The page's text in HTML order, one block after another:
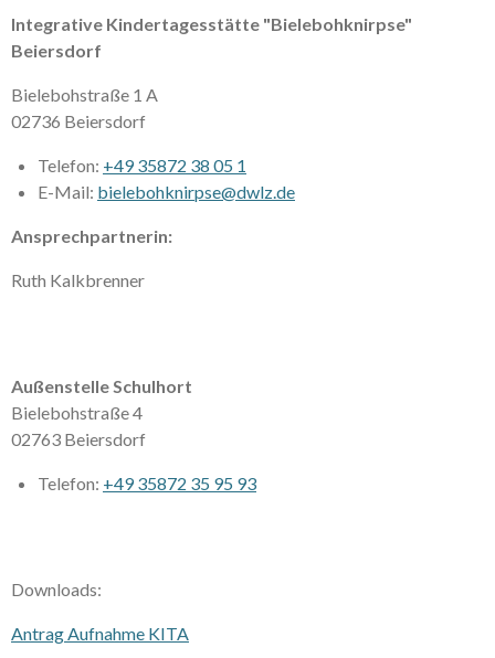
Integrative Kindertagesstätte "Bielebohknirpse"
Beiersdorf
Bielebohstraße 1 A
02736 Beiersdorf
Telefon: +49 35872 38 05 1
E-Mail: bielebohknirpse@dwlz.de
Ansprechpartnerin:
Ruth Kalkbrenner
Außenstelle Schulhort
Bielebohstraße4
02763 Beiersdorf
Telefon: +49 35872 35 95 93
Downloads:
Antrag Aufnahme KITA